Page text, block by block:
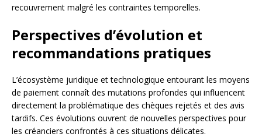
recouvrement malgré les contraintes temporelles.
Perspectives d’évolution et
recommandations pratiques
L’écosystème juridique et technologique entourant les moyens
de paiement connaît des mutations profondes qui influencent
directement la problématique des chèques rejetés et des avis
tardifs. Ces évolutions ouvrent de nouvelles perspectives pour
les créanciers confrontés à ces situations délicates.